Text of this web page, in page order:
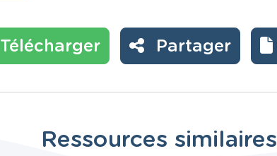
Télécharger Partager
Ressources similaires